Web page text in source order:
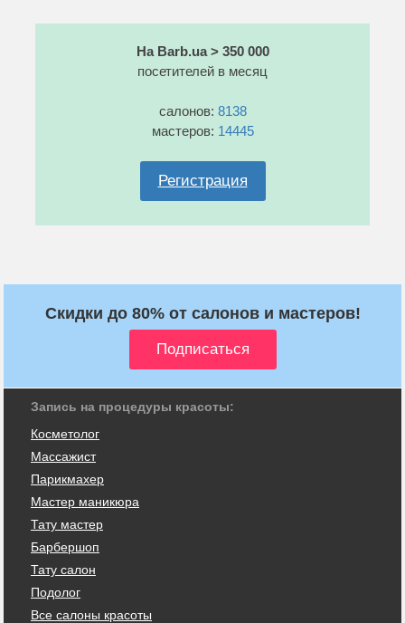
На Barb.ua > 350 000
посетителей в месяц
салонов: 8138
мастеров: 14445
Регистрация
Скидки до 80% от салонов и мастеров!
Запись на процедуры красоты:
Косметолог
Массажист
Парикмахер
Мастер маникюра
Тату мастер
Барбершоп
Тату салон
Подолог
Все салоны красоты